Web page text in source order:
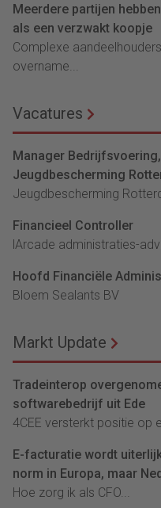
Meerdere partijen
als een verzwakt koopje
Complexe
overname...
Vacatures
Manager
Jeugdbescherming
Jeugdbescherming
Financieel Controller
lArcade administraties-
Hoofd Financiële
Bloem Sealants BV
Markt Update
Tradeinterop
softwarebedrijf uit Ede
4CEE versterkt positie op
E-facturatie wordt
norm in Europa, maar
Hoe zorg ik als CFO...